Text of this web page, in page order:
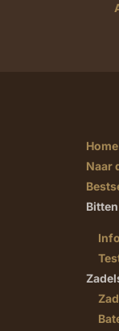
Home
Naar
Bitten